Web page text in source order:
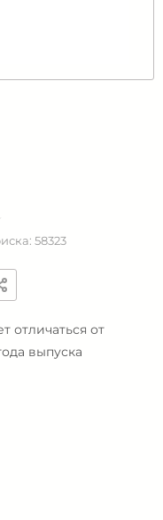
58323
отличаться от
выпуска